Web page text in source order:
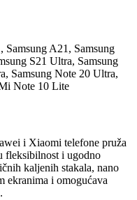
, Samsung A21 , Samsung
S21 Ultra, Samsung
, Samsung Note 20 Ultra,
Note 10 Lite
i Xiaomi telefone pruža
fleksibilnost i ugodno
kaljenih stakala, nano
ekranima i omogućava